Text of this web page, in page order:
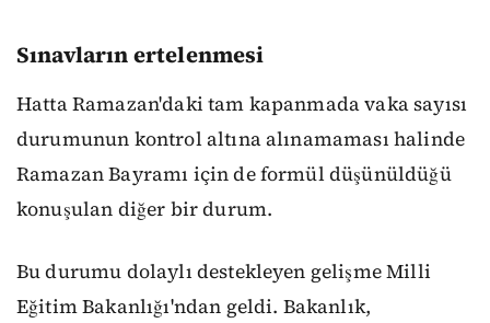
Sınavların ertelenmesi
Hatta Ramazan'daki tam kapanmada vaka sayısı
durumunun kontrol altına alınamaması halinde
Ramazan Bayramı için de formül düşünüldüğü
konuşulan diğer bir durum.
Bu durumu dolaylı destekleyen gelişme Milli
Eğitim Bakanlığı'ndan geldi. Bakanlık,